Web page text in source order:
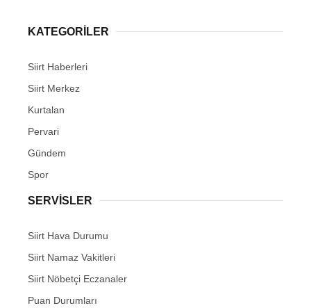
KATEGORİLER
Siirt Haberleri
Siirt Merkez
Kurtalan
Pervari
Gündem
Spor
SERVİSLER
Siirt Hava Durumu
Siirt Namaz Vakitleri
Siirt Nöbetçi Eczanaler
Puan Durumları